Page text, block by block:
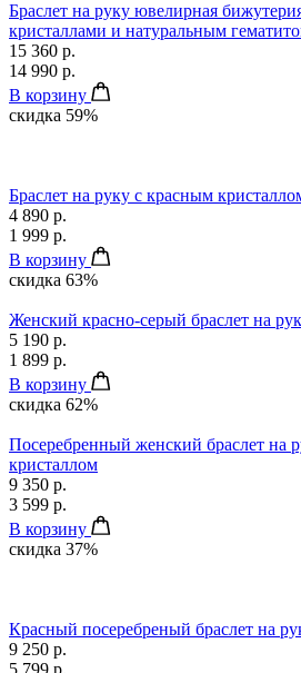
Браслет на руку ювелирная
кристаллами и натуральным
15 360 р.
14 990 р.
В корзину
скидка 59%
Браслет на руку с красным
4 890 р.
1 999 р.
В корзину
скидка 63%
Женский красно-серый браслет на
5 190 р.
1 899 р.
В корзину
скидка 62%
Посеребренный женский браслет на
кристаллом
9 350 р.
3 599 р.
В корзину
скидка 37%
Красный посеребреный браслет на
9 250 р.
5 799 р.